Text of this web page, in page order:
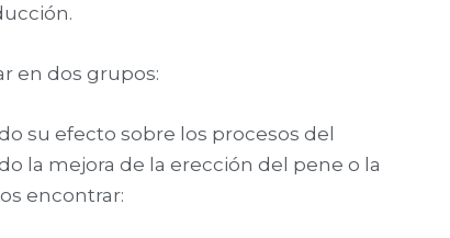
en dos grupos:
su efecto sobre los procesos del
la mejora de la erección del pene o la
encontrar: